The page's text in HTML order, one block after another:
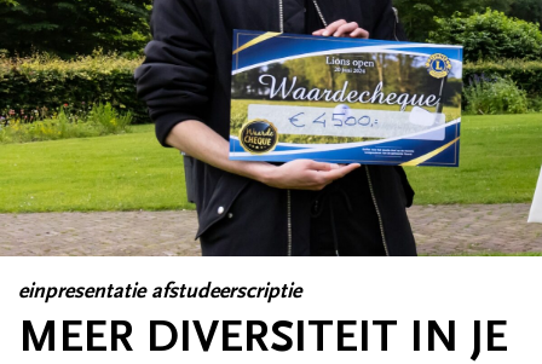
einpresentatie afstudeerscriptie
MEER DIVERSITEIT IN JE